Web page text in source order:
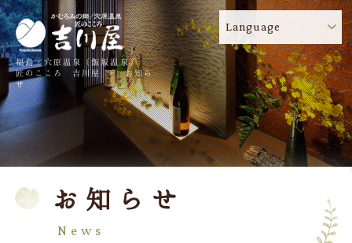
福島・穴原温泉（飯坂温泉）
匠のこころ 吉川屋 - お知ら
せ
Language
お知らせ
News
! 吉川屋のコロナウイルス感染症対策について
TOP 吉川屋について
温泉 客室
料理
館内